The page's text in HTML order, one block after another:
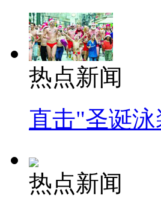
热点新闻
直击"圣诞
热点新闻